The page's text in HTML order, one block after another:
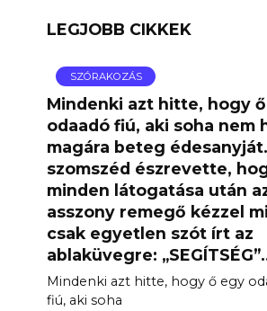
LEGJOBB CIKKEK
SZÓRAKOZÁS
Mindenki azt hitte, hogy
odaadó fiú, aki soha nem
magára beteg
szomszéd észrevette,
minden látogatása után
asszony remegő kézzel
csak egyetlen szót írt az
ablaküvegre:
Mindenki azt hitte, hogy ő egy
fiú, aki soha